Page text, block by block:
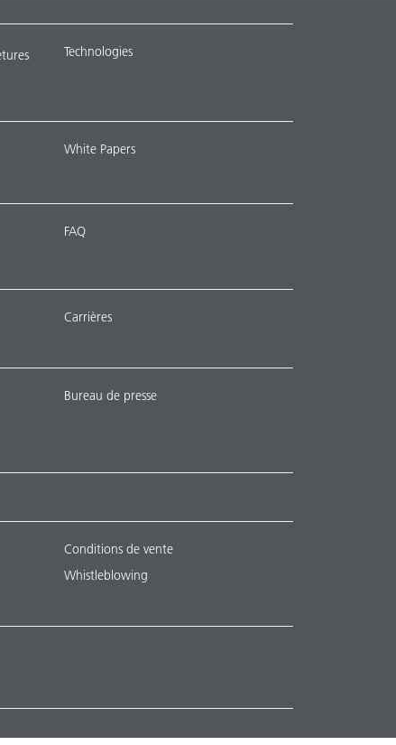
Technologies
White Papers
FAQ
Carrières
Bureau de presse
Conditions de vente
Whistleblowing